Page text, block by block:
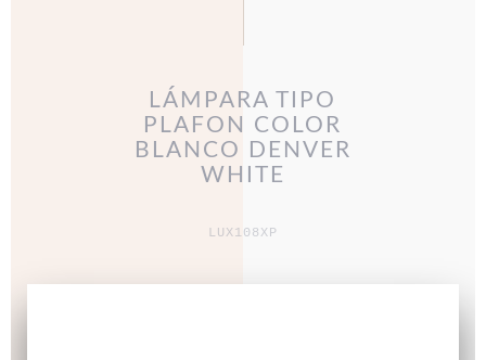
LÁMPARA TIPO
PLAFON COLOR
BLANCO DENVER
WHITE
LUX108XP